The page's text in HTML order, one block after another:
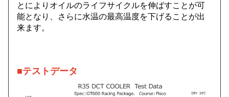
とによりオイルのライフサイクルを伸ばすことが可
能となり、さらに水温の最高温度を下げることが出
来ます。
■テストデータ